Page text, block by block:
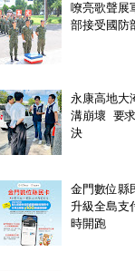
嘹亮歌聲展
部接受國防
永康高地大
溝崩壞 要
決
金門數位縣
升級全島支
時開跑